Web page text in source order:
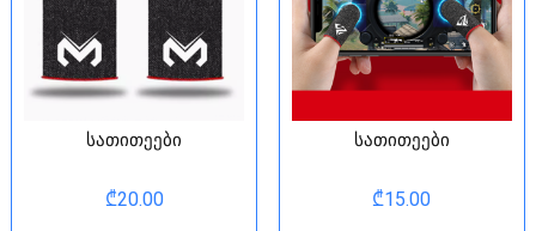
სათითეები
₾20.00
სათითეები
₾15.00